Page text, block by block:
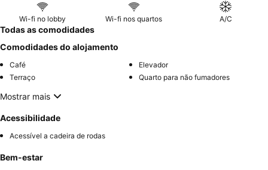
Wi-fi no lobby Wi-fi nos quartos A/C
Todas as comodidades
Comodidades do alojamento
Café
Elevador
Terraço
Quarto para não fumadores
Mostrar mais
Acessibilidade
Acessível a cadeira de rodas
Bem-estar